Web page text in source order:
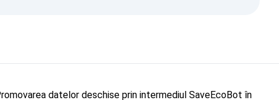
datelor deschise prin intermediul SaveEcoBot în